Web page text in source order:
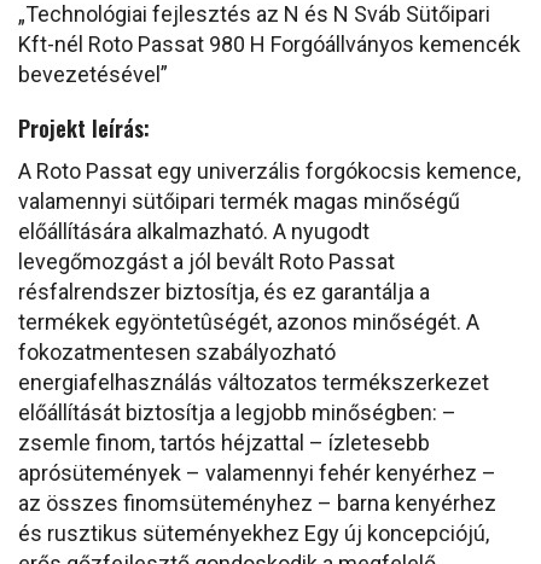
„Technológiai fejlesztés az N és N Sváb Sütőipari
Kft-nél Roto Passat 980 H Forgóállványos kemencék
bevezetésével”
Projekt leírás:
A Roto Passat egy univerzális forgókocsis kemence,
valamennyi sütőipari termék magas minőségű
előállítására alkalmazható. A nyugodt
levegőmozgást a jól bevált Roto Passat
résfalrendszer biztosítja, és ez garantálja a
termékek egyöntetûségét, azonos minőségét. A
fokozatmentesen szabályozható
energiafelhasználás változatos termékszerkezet
előállítását biztosítja a legjobb minőségben: –
zsemle finom, tartós héjzattal – ízletesebb
aprósütemények – valamennyi fehér kenyérhez –
az összes finomsüteményhez – barna kenyérhez
és rusztikus süteményekhez Egy új koncepciójú,